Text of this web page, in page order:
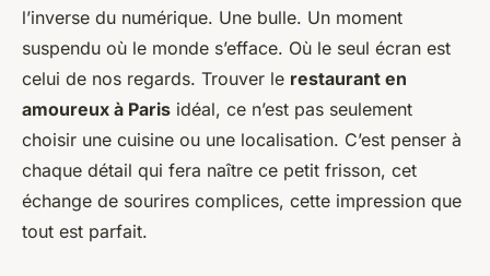
l’inverse du numérique. Une bulle. Un moment
suspendu où le monde s’efface. Où le seul écran est
celui de nos regards. Trouver le restaurant en
amoureux à Paris idéal, ce n’est pas seulement
choisir une cuisine ou une localisation. C’est penser à
chaque détail qui fera naître ce petit frisson, cet
échange de sourires complices, cette impression que
tout est parfait.